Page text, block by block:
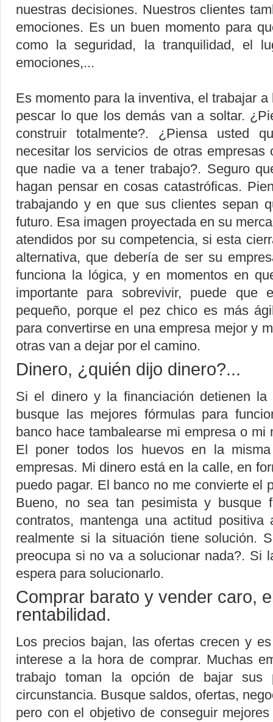
nuestras decisiones. Nuestros clientes
emociones. Es un buen momento para
como la seguridad, la tranquilidad, el
emociones,...
Es momento para la inventiva, el trabajar
pescar lo que los demás van a soltar.
construir totalmente?. ¿Piensa usted
necesitar los servicios de otras
que nadie va a tener trabajo?. Seguro
hagan pensar en cosas catastróficas.
trabajando y en que sus clientes sepan
futuro. Esa imagen proyectada en su
atendidos por su competencia, si esta
alternativa, que debería de ser su
funciona la lógica, y en momentos en
importante para sobrevivir, puede
pequeño, porque el pez chico es más
para convertirse en una empresa mejor y
otras van a dejar por el camino.
Dinero, ¿quién dijo dinero?...
Si el dinero y la financiación detienen
busque las mejores fórmulas para
banco hace tambalearse mi empresa o
El poner todos los huevos en la
empresas. Mi dinero está en la calle, en
puedo pagar. El banco no me convierte el
Bueno, no sea tan pesimista y busque
contratos, mantenga una actitud
realmente si la situación tiene solución.
preocupa si no va a solucionar nada?. Si
espera para solucionarlo.
Comprar barato y vender caro,
rentabilidad.
Los precios bajan, las ofertas crecen y
interese a la hora de comprar. Muchas
trabajo toman la opción de bajar sus
circunstancia. Busque saldos, ofertas,
pero con el objetivo de conseguir